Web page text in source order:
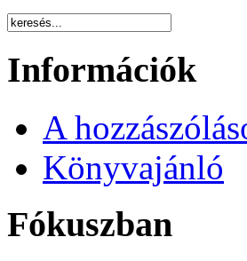
Információk
A
Könyvajánló
Fókuszban